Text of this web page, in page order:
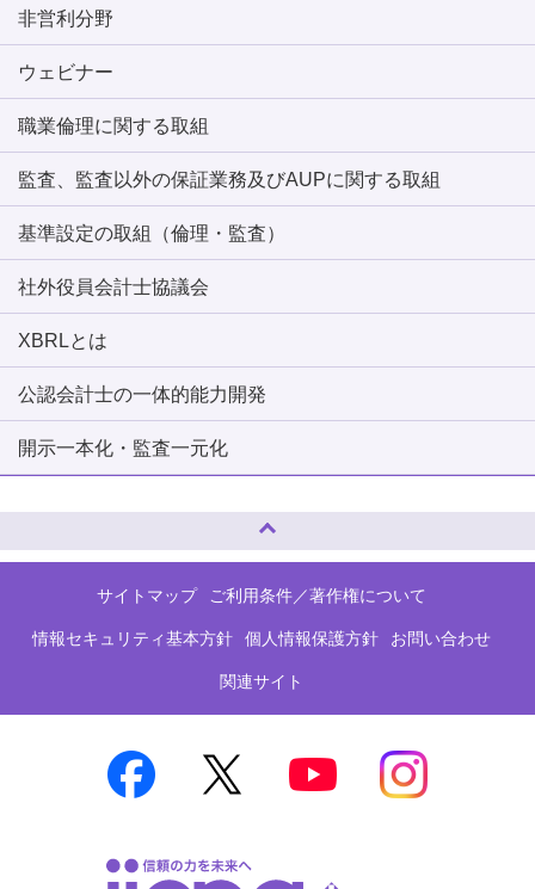
非営利分野
ウェビナー
職業倫理に関する取組
監査、監査以外の保証業務及びAUPに関する取組
基準設定の取組（倫理・監査）
社外役員会計士協議会
XBRLとは
公認会計士の一体的能力開発
開示一本化・監査一元化
サイトマップ ご利用条件／著作権について
情報セキュリティ基本方針 個人情報保護方針 お問い合わせ
関連サイト